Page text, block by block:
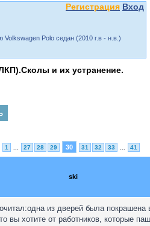
Регистрация Вход
Polo седан (2010 г.в - н.в.)
и их устранение.
1 27 28 29 30 31 32 33 41
ski
из дверей была покрашена
вы хотите от работников, которые